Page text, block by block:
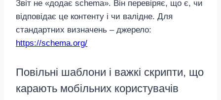
Звіт не «додає schema». Він перевіряє, що є, чи
відповідає це контенту і чи валідне. Для
стандартних визначень – джерело:
https://schema.org/
Повільні шаблони і важкі скрипти, що
карають мобільних користувачів